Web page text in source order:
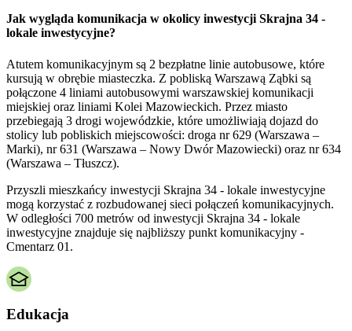
Jak wygląda komunikacja w okolicy inwestycji Skrajna 34 -
lokale inwestycyjne?
Atutem komunikacyjnym są 2 bezpłatne linie autobusowe, które
kursują w obrębie miasteczka. Z pobliską Warszawą Ząbki są
połączone 4 liniami autobusowymi warszawskiej komunikacji
miejskiej oraz liniami Kolei Mazowieckich. Przez miasto
przebiegają 3 drogi wojewódzkie, które umożliwiają dojazd do
stolicy lub pobliskich miejscowości: droga nr 629 (Warszawa –
Marki), nr 631 (Warszawa – Nowy Dwór Mazowiecki) oraz nr 634
(Warszawa – Tłuszcz).
Przyszli mieszkańcy inwestycji Skrajna 34 - lokale inwestycyjne
mogą korzystać z rozbudowanej sieci połączeń komunikacyjnych.
W odległości 700 metrów od inwestycji Skrajna 34 - lokale
inwestycyjne znajduje się najbliższy punkt komunikacyjny -
Cmentarz 01.
Edukacja